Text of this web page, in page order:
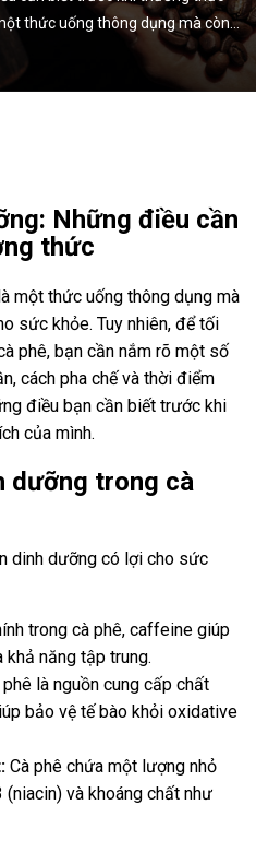
thức uống thông dụng mà còn…
Những điều cần
thức
một thức uống thông dụng mà
sức khỏe. Tuy nhiên, để tối
phê, bạn cần nắm rõ một số
cách pha chế và thời điểm
điều bạn cần biết trước khi
của mình.
dưỡng trong cà
dinh dưỡng có lợi cho sức
trong cà phê, caffeine giúp
năng tập trung.
phê là nguồn cung cấp chất
bảo vệ tế bào khỏi oxidative
Cà phê chứa một lượng nhỏ
và khoáng chất như